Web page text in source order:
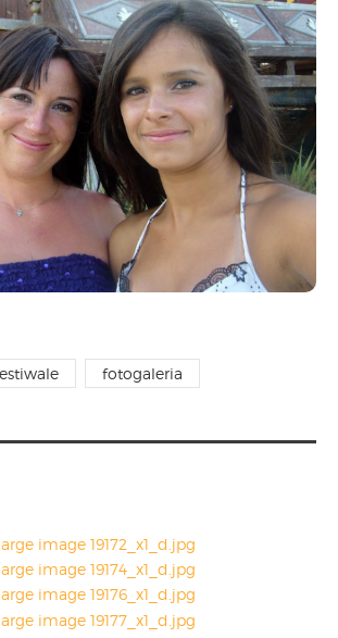
fotogaleria